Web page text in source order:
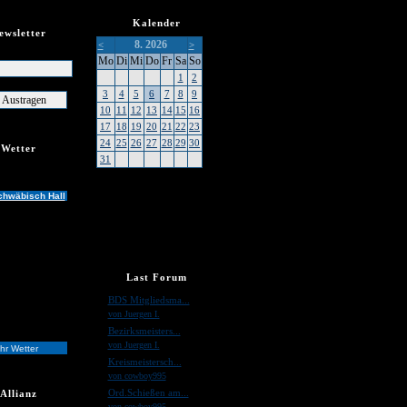
Wetter
Hall
Wetter
Allianz
Kalender
<
8. 2026 >
Mo Di Mi Do Fr Sa So
1
2
3
4 5 6 7 8
9
10
11 12 13 14 15 16
17 18 19 20 21 22 23
24 25 26 27 28 29 30
31
Last Forum
BDS Mitgliedsma...
von Juergen I.
Bezirksmeisters...
von Juergen I.
Kreismeistersch...
von cowboy995
Ord.Schießen am...